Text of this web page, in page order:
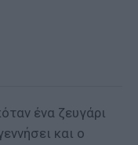
ένα ζευγάρι
και ο